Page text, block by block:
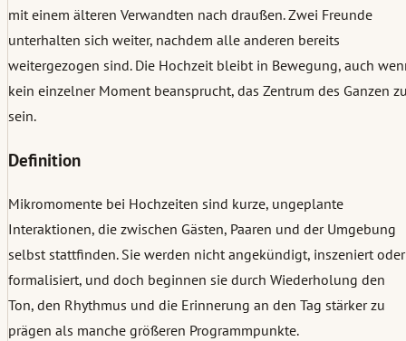
mit einem älteren Verwandten nach draußen. Zwei Freunde
unterhalten sich weiter, nachdem alle anderen bereits
weitergezogen sind. Die Hochzeit bleibt in Bewegung, auch
kein einzelner Moment beansprucht, das Zentrum des Ganzen
sein.
Definition
Mikromomente bei Hochzeiten sind kurze, ungeplante
Interaktionen, die zwischen Gästen, Paaren und der Umgebung
selbst stattfinden. Sie werden nicht angekündigt, inszeniert oder
formalisiert, und doch beginnen sie durch Wiederholung den
Ton, den Rhythmus und die Erinnerung an den Tag stärker zu
prägen als manche größeren Programmpunkte.